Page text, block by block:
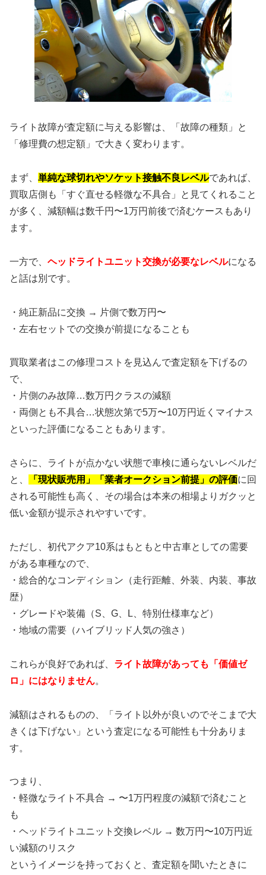
ライト故障が査定額に与える影響は、「故障の種類」と
「修理費の想定額」で大きく変わります。
まず、 単純な球切れやソケット接触不良レベルであれば、
買取店側も「すぐ直せる軽微な不具合」と見てくれること
が多く、減額幅は数千円〜1万円前後で済むケースもあり
ます。
一方で、 ヘッドライトユニット交換が必要なレベルになる
と話は別です。
・純正新品に交換 → 片側で数万円〜
・左右セットでの交換が前提になることも
買取業者はこの修理コストを見込んで査定額を下げるの
で、
・片側のみ故障…数万円クラスの減額
・両側とも不具合…状態次第で5万〜10万円近くマイナス
といった評価になることもあります。
さらに、ライトが点かない状態で車検に通らないレベルだ
と、
「現状販売用」「業者オークション前提」の評価に回
される可能性も高く、その場合は本来の相場よりガクッと
低い金額が提示されやすいです。
ただし、初代アクア10系はもともと中古車としての需要
がある車種なので、
・総合的なコンディション（走行距離、外装、内装、事故
歴）
・グレードや装備（S、G、L、特別仕様車など）
・地域の需要（ハイブリッド人気の強さ）
これらが良好であれば、 ライト故障があっても「価値ゼ
ロ」にはなりません。
減額はされるものの、「ライト以外が良いのでそこまで大
きくは下げない」という査定になる可能性も十分ありま
す。
つまり、
・軽微なライト不具合 → 〜1万円程度の減額で済むこと
も
・ヘッドライトユニット交換レベル → 数万円〜10万円近
い減額のリスク
というイメージを持っておくと、査定額を聞いたときに